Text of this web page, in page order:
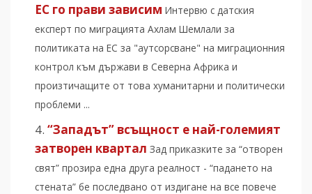
ЕС го прави зависим Интервю с датския
експерт по миграцията Ахлам Шемлали за
политиката на ЕС за "аутсорсване" на миграционния
контрол към държави в Северна Африка и
произтичащите от това хуманитарни и политически
проблеми ...
“Западът” всъщност е най-големият
затворен квартал Зад приказките за “отворен
свят” прозира една друга реалност - “падането на
стената” бе последвано от издигане на все повече